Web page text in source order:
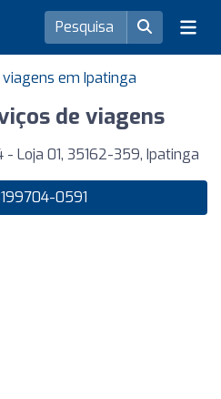
em Ipatinga
de viagens
- Loja 01, 35162-359, Ipatinga
0591